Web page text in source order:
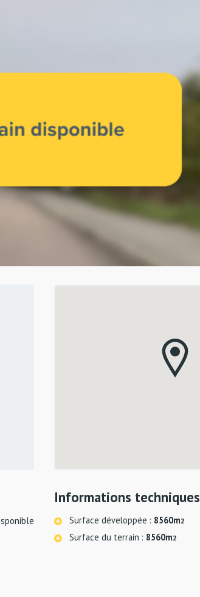
Informations techniques
Surface développée : 8560m2
Surface du terrain : 8560m2